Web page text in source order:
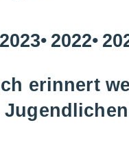
2023 2022
erinnert